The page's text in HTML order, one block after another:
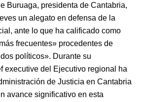
Buruaga, presidenta de Cantabria,
un alegato en defensa de la
ante lo que ha calificado como
frecuentes» procedentes de
políticos». Durante su
executive del Ejecutivo regional ha
de Justicia en Cantabria
avance significativo en esta